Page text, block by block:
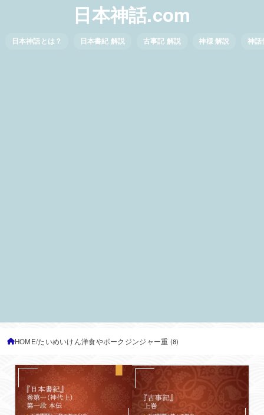
日本神話.com
日本神話とは？ 日本書紀 解説 古事記 解説 神様 解説 神話
HOME たいめいけん洋食やポークジンジャー重 (8)